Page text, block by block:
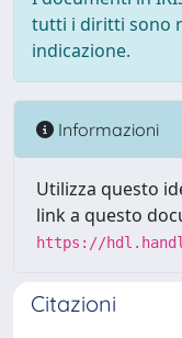
tutti i diritti sono
indicazione.
Informazioni
Utilizza questo
link a questo
https://
Citazioni